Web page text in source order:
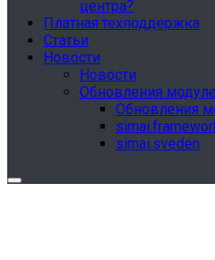
центра?
Платная техподдержка
Статьи
Новости
Новости
Обновления
Обновления
simai.sveden